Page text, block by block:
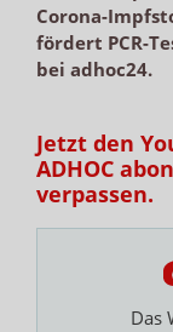
Corona-
fördert PCR-
bei adhoc24.
Jetzt den
ADHOC
verpassen.
Das